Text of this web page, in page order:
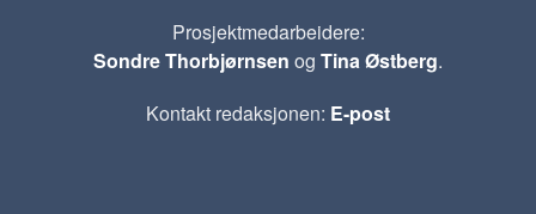
Prosjektmedarbeidere:
Sondre Thorbjørnsen og Tina Østberg.
Kontakt redaksjonen: E-post